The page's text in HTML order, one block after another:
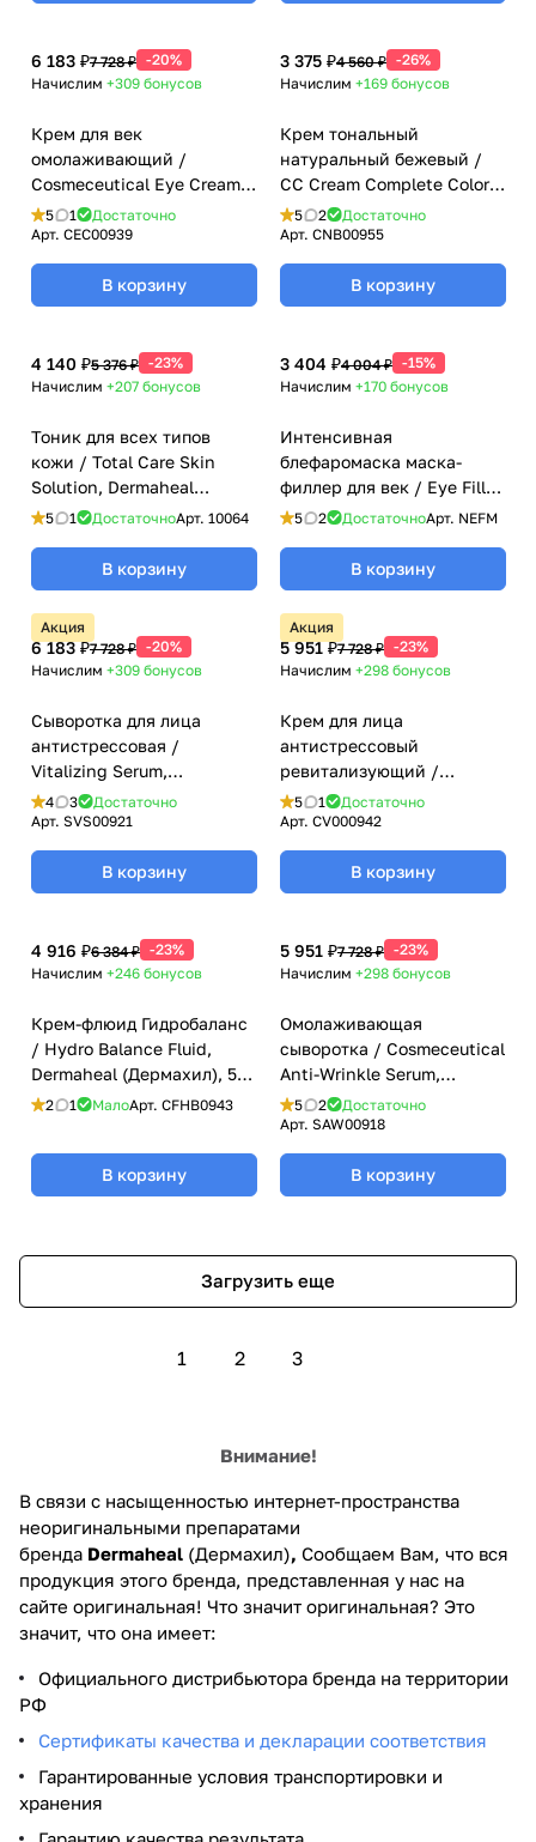
6 183 ₽7 728 ₽ -20%
Начислим +309 бонусов
Крем для век
омолаживающий /
Cosmeceutical Eye Cream,
Dermaheal (Дермахил), 15
мл
5 1
Достаточно
Арт. CEC00939
В корзину
3 375 ₽4 560 ₽ -26%
Начислим +169 бонусов
Крем тональный
натуральный бежевый /
CC Cream Complete Color
Natural Beige, Dermaheal
(Дермахил), 50 мл
5 2
Достаточно
Арт. CNB00955
В корзину
4 140 ₽5 376 ₽ -23%
Начислим +207 бонусов
Тоник для всех типов
кожи / Total Care Skin
Solution, Dermaheal
(Дермахил), 275 мл
5 1 ДостаточноАрт. 10064
В корзину
3 404 ₽4 004 ₽ -15%
Начислим +170 бонусов
Интенсивная
блефаромаска маска-
филлер для век / Eye Filler
Mask Pack, NOVACUTAN
5 2 ДостаточноАрт. NEFM
В корзину
Акция
6 183 ₽7 728 ₽ -20%
Начислим +309 бонусов
Сыворотка для лица
антистрессовая /
Vitalizing Serum,
Dermaheal (Дермахил), 40
мл
4 3
Достаточно
Арт. SVS00921
В корзину
Акция
5 951 ₽7 728 ₽ -23%
Начислим +298 бонусов
Крем для лица
антистрессовый
ревитализующий /
Vitalizing Cream,
Dermaheal (Дермахил), 40
мл
5 1
Достаточно
Арт. CV000942
В корзину
4 916 ₽6 384 ₽ -23%
Начислим +246 бонусов
Крем-флюид Гидробаланс
/ Hydro Balance Fluid,
Dermaheal (Дермахил), 50
мл
2 1 МалоАрт. CFHB0943
В корзину
5 951 ₽7 728 ₽ -23%
Начислим +298 бонусов
Омолаживающая
сыворотка / Cosmeceutical
Anti-Wrinkle Serum,
Dermaheal (Дермахил), 40
мл
5 2
Достаточно
Арт. SAW00918
В корзину
Загрузить еще
1 2 3
Внимание!
В связи с насыщенностью интернет-пространства
неоригинальными препаратами
бренда Dermaheal (Дермахил), Сообщаем Вам, что вся
продукция этого бренда, представленная у нас на
сайте оригинальная! Что значит оригинальная? Это
значит, что она имеет:
Официального дистрибьютора бренда на территории
РФ
Сертификаты качества и декларации соответствия
Гарантированные условия транспортировки и
хранения